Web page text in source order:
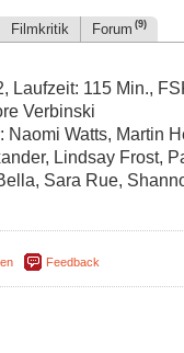
Filmkritik Forum (9)
Laufzeit: 115 Min.,
Verbinski
Naomi Watts, Martin
Lindsay Frost,
Sara Rue,
Feedback